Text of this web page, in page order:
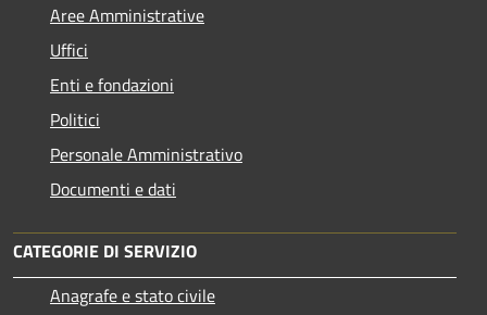
Aree Amministrative
Uffici
Enti e fondazioni
Politici
Personale Amministrativo
Documenti e dati
CATEGORIE DI SERVIZIO
Anagrafe e stato civile